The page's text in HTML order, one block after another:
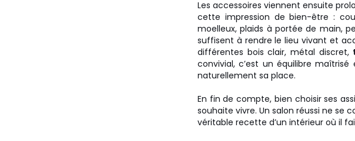
Les accessoires viennent ensuite
cette impression de bien-être :
moelleux, plaids à portée de main,
suffisent à rendre le lieu vivant et
différentes bois clair, métal discret,
convivial, c’est un équilibre
naturellement sa place.
En fin de compte, bien choisir ses
souhaite vivre. Un salon réussi ne se
véritable recette d’un intérieur où il